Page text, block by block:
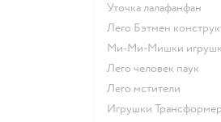
Уточка лалафанфан
Лего Бэтмен
Ми-Ми-Мишки
Лего человек паук
Лего мстители
Игрушки